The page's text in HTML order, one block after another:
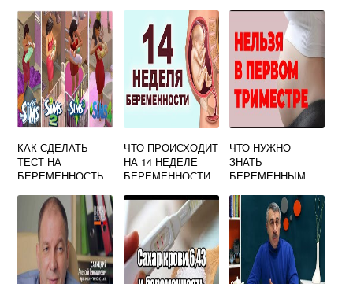
КАК СДЕЛАТЬ
ТЕСТ НА
БЕРЕМЕННОСТЬ
ЧТО ПРОИСХОДИТ
НА 14 НЕДЕЛЕ
БЕРЕМЕННОСТИ
ЧТО НУЖНО
ЗНАТЬ
БЕРЕМЕННЫМ